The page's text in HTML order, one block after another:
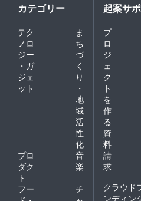
カテゴリー
テク
ノロ
ジー
・ガ
ジェ
ット
ま
ち
づ
く
り
・
地
域
活
性
化
プロ
ダク
ト
音
楽
フー
チ
起案サ
プ
ロ
ジ
ェ
ク
ト
を
作
る
資
料
請
求
クラウド
ンディン